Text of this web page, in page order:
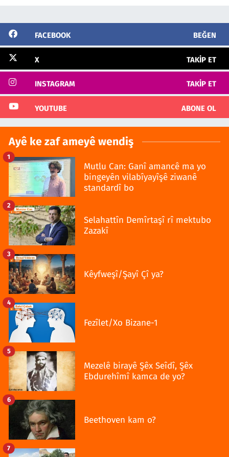
FACEBOOK BEĞEN
X TAKIP ET
INSTAGRAM TAKIP ET
YOUTUBE ABONE OL
Ayê ke zaf ameyê wendiş
Mutlu Can: Ganî amancê ma yo
bingeyên vilabîyayîşê ziwanê
standardî bo
1
Selahattîn Demîrtaşî rî mektubo
Zazakî
2
Kêyfweşî/Şayî Çî ya?
3
Fezîlet/Xo Bizane-1
4
Mezelê birayê Şêx Seîdî, Şêx
Ebdurehîmî kamca de yo?
5
Beethoven kam o?
6
7